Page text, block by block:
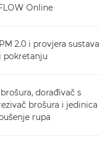
Online
2.0 i provjera sustava
pokretanju
dorađivač s
brošura i jedinica
rupa